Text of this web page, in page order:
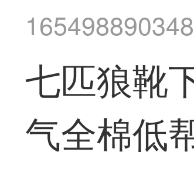
七匹狼靴
气全棉低